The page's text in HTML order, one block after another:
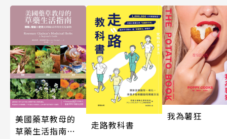
美國藥草教母的
草藥生活指南
走路教科書
我為薯狂